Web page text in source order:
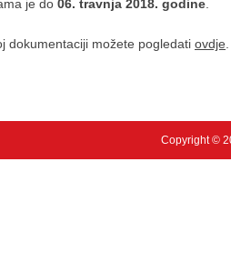
je do 06. travnja 2018. godine
dokumentaciji možete pogledati ovdje
Copyright ©